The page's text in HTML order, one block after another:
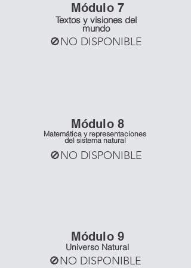
Módulo 7
Textos y visiones del
mundo
🚫NO DISPONIBLE
Matemática y representaciones
del sistema natural
Módulo 8
🚫NO DISPONIBLE
Módulo 9
Universo Natural
🚫NO DISPONIBLE